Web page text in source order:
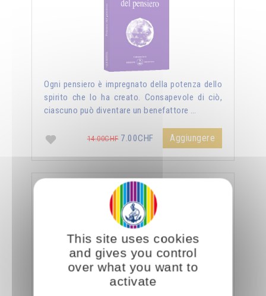
Ogni pensiero è impregnato della potenza dello
spirito che lo ha creato. Consapevole di ciò,
ciascuno può diventare un benefattore …
14.00CHF7.00CHF Aggiungere
La sessualità forza del cielo
This site uses cookies
and gives you control
over what you want to
activate